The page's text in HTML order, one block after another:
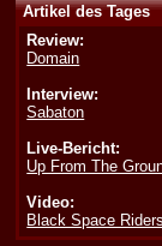
Artikel des Tages
Review:
Domain
Interview:
Sabaton
Live-Bericht:
Up From The
Video:
Black Space Riders